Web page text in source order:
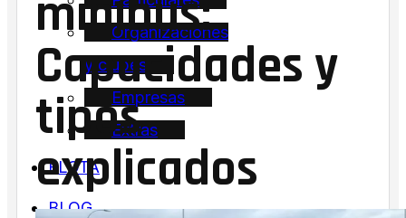
Organizaciones
y clubes
Empresas
Extras
FLOTA
BLOG
minibús:
Capacidades y
tipos
explicados